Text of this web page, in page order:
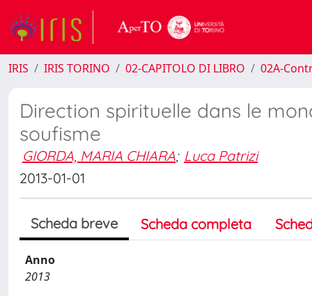
IRIS IRIS TORINO 02-CAPITOLO DI LIBRO 02A-
Direction spirituelle dans le
soufisme
GIORDA, MARIA CHIARA; Luca Patrizi
2013-01-01
Scheda breve Scheda completa
Anno
2013